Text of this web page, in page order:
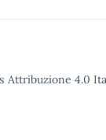
Attribuzione 4.0